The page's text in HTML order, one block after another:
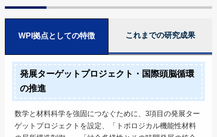
WPI拠点としての特徴 これまでの研究成果
発展ターゲットプロジェクト・国際頭脳循環
の推進
数学と材料科学を強固につなぐために、3項目の発展ター
ゲットプロジェクトを設定、「トポロジカル機能性材料